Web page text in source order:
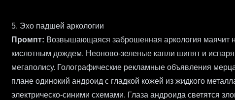
5. Эхо падшей аркологии
Промпт: Возвышающаяся заброшенная аркология маячит
кислотным дождем. Неоново-зеленые капли шипят и
мегаполису. Голографические рекламные объявления
плане одинокий андроид с гладкой кожей из жидкого
электрическо-синими схемами. Глаза андроида светятся